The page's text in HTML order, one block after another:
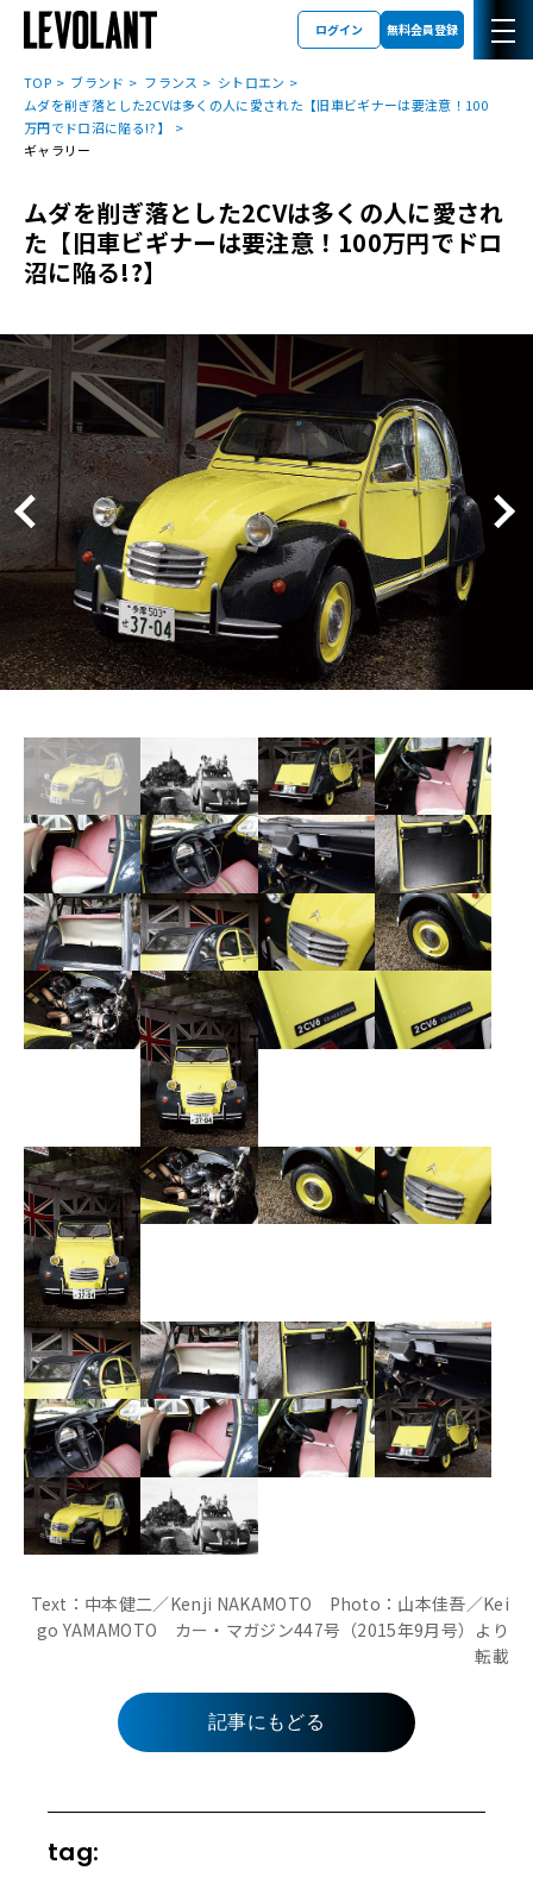
ログイン 無料会員登録
TOP ブランド フランス
シトロエン
ムダを削ぎ落とした2CVは多くの人に愛された【旧車ビギナーは要注意！100
万円でドロ沼に陥る!?】
ギャラリー
ムダを削ぎ落とした2CVは多くの人に愛され
た【旧車ビギナーは要注意！100万円でドロ
沼に陥る!?】
Text：中本健二／Kenji NAKAMOTO Photo：山本佳吾／Kei
go YAMAMOTO カー・マガジン447号（2015年9月号）より
転載
記事にもどる
tag: